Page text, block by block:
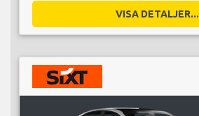
VISA DETALJER...